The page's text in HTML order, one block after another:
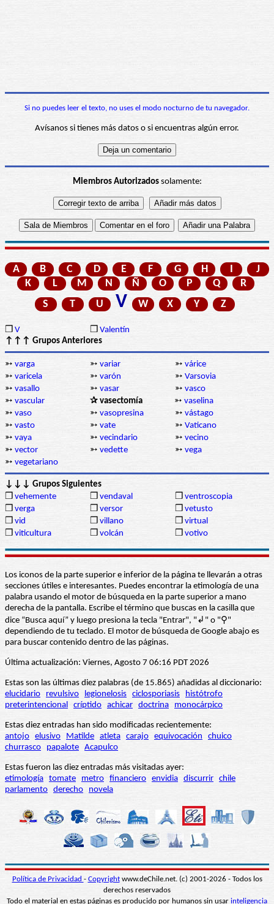
Si no puedes leer el texto, no uses el modo nocturno de tu navegador.
Avísanos si tienes más datos o si encuentras algún error.
Miembros Autorizadossolamente:
A B C D E F G H
J
K
L M N Ñ O P Q
R
S
T U V W X Y Z
❒ V ❒ Valentín
↑↑↑ Grupos Anteriores
➳ varga ➳ variar ➳ várice
➳ varicela ➳ varón ➳ Varsovia
➳ vasallo ➳ vasar ➳ vasco
➳ vascular ✰ vasectomía ➳ vaselina
➳ vaso ➳ vasopresina ➳ vástago
➳ vasto ➳ vate ➳ Vaticano
➳ vaya ➳ vecindario ➳ vecino
➳ vector ➳ vedette ➳ vega
➳ vegetariano
↓↓↓ Grupos Siguientes
❒ vehemente ❒ vendaval ❒ ventroscopia
❒ verga ❒ versor ❒ vetusto
❒ vid ❒ villano ❒ virtual
❒ viticultura ❒ volcán ❒ votivo
Los iconos de la parte superior e inferior de la página te llevarán a otras
secciones útiles e interesantes. Puedes encontrar la etimología de una
palabra usando el motor de búsqueda en la parte superior a mano
derecha de la pantalla. Escribe el término que buscas en la casilla que
dice “Busca aquí” y luego presiona la tecla "Entrar", "↲" o "⚲"
dependiendo de tu teclado. El motor de búsqueda de Google abajo es
para buscar contenido dentro de las páginas.
Última actualización: Viernes, Agosto 7 06:16 PDT 2026
Estas son las últimas diez palabras (de 15.865) añadidas al diccionario:
elucidario
revulsivo legionelosis ciclosporiasis
histótrofo
preterintencional
críptido achicar doctrina monocárpico
Estas diez entradas han sido modificadas recientemente:
antojo elusivo Matilde atleta carajo equivocación
chuico
churrasco
papalote Acapulco
Estas fueron las diez entradas más visitadas ayer:
etimología tomate metro financiero envidia discurrir chile
parlamento derecho novela
Política de Privacidad - Copyrightwww.deChile.net. (c) 2001-2026 - Todos los
derechos reservados
Todo el material en estas páginas es producido por humanos sin usar inteligencia